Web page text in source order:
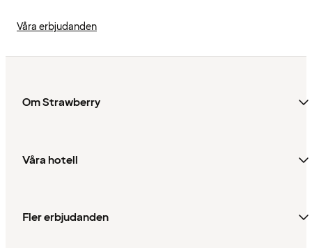
Våra erbjudanden
Om Strawberry
Våra hotell
Fler erbjudanden